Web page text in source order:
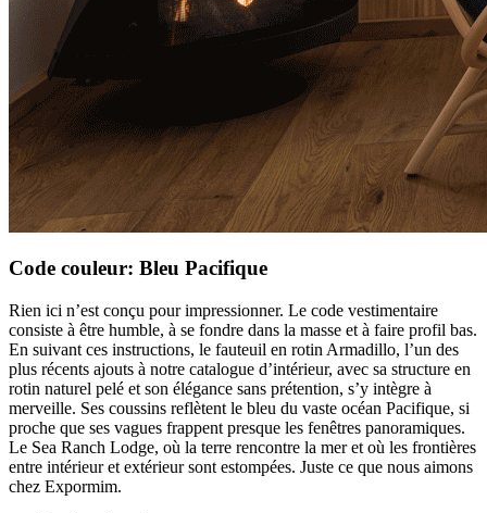
Code couleur: Bleu Pacifique
Rien ici n’est conçu pour impressionner. Le code vestimentaire
consiste à être humble, à se fondre dans la masse et à faire profil bas.
En suivant ces instructions, le fauteuil en rotin Armadillo, l’un des
plus récents ajouts à notre catalogue d’intérieur, avec sa structure en
rotin naturel pelé et son élégance sans prétention, s’y intègre à
merveille. Ses coussins reflètent le bleu du vaste océan Pacifique, si
proche que ses vagues frappent presque les fenêtres panoramiques.
Le Sea Ranch Lodge, où la terre rencontre la mer et où les frontières
entre intérieur et extérieur sont estompées. Juste ce que nous aimons
chez Expormim.